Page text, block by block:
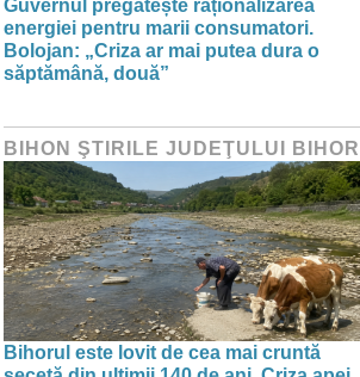
Guvernul pregătește raționalizarea
energiei pentru marii consumatori.
Bolojan: „Criza ar mai putea dura o
săptămână, două”
BIHON ŞTIRILE JUDEŢULUI BIHOR
Bihorul este lovit de cea mai cruntă